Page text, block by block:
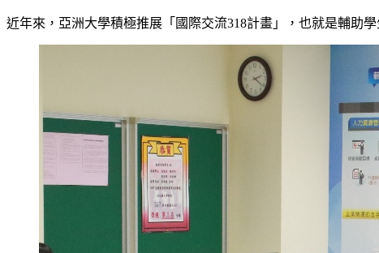
近年來，亞洲大學積極推展「國際交流318計畫」，也就是輔助